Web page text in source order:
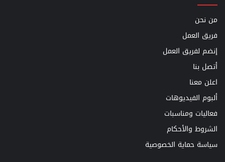
من نحن
فريق العمل
إنضم لفريق العمل
أتصل بنا
اعلن معنا
ألبوم الفيديوهات
فعاليات ومناسبات
الشروط والأحكام
سياسة حماية الخصوصية